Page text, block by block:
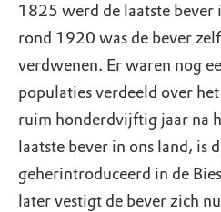
1825 werd de laatste bever
rond 1920 was de bever
verdwenen. Er waren nog
populaties verdeeld over
ruim honderdvijftig jaar na
laatste bever in ons land, is
geherintroduceerd in de
later vestigt de bever zich